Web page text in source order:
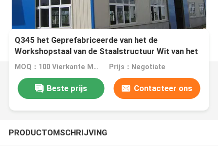
Q345 het Geprefabriceerde van het de
Workshopstaal van de Staalstructuur Wit van het
de Bundelpakhuis
MOQ：100 Vierkante Meters Prijs：Negotiate
Beste prijs Contacteer ons
PRODUCTOMSCHRIJVING